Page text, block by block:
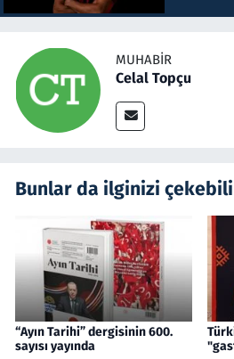
MUHABIR
Celal Topçu
Bunlar da ilginizi
“Ayın Tarihi” dergisinin 600.
sayısı yayında